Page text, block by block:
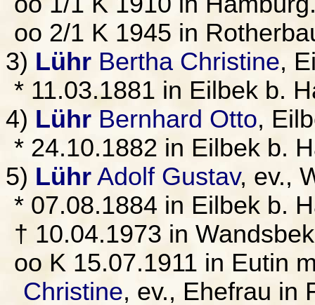
oo 2/1 K 1945 in
3) Lühr Bertha Christine,
* 11.03.1881 in Eilbek b.
4) Lühr Bernhard Otto,
* 24.10.1882 in Eilbek b.
5) Lühr Adolf Gustav, ev.,
* 07.08.1884 in Eilbek b.
† 10.04.1973 in
oo K 15.07.1911 in Eutin
Christine, ev., Ehefrau in